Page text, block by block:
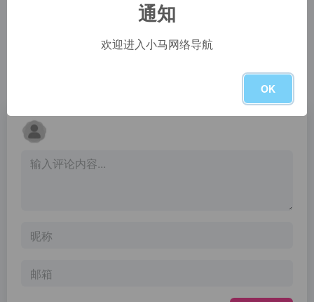
Magdeleine is a curated collection of the best free stock images in high resolution (CC0, Public Domain and Creative Commons) that you can use for inspiration.
通知
欢迎进入小马网络导航
OK